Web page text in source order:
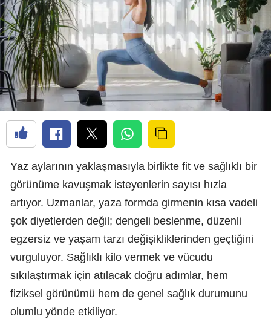
Yaz aylarının yaklaşmasıyla birlikte fit ve sağlıklı bir
görünüme kavuşmak isteyenlerin sayısı hızla
artıyor. Uzmanlar, yaza formda girmenin kısa vadeli
şok diyetlerden değil; dengeli beslenme, düzenli
egzersiz ve yaşam tarzı değişikliklerinden geçtiğini
vurguluyor. Sağlıklı kilo vermek ve vücudu
sıkılaştırmak için atılacak doğru adımlar, hem
fiziksel görünümü hem de genel sağlık durumunu
olumlu yönde etkiliyor.